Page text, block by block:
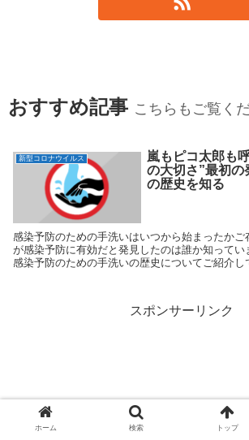
おすすめ記事 こちらもご覧く
新型コロナウイルス
嵐もピコ太郎も
の大切さ”最初の
の歴史を知る
感染予防のための手洗いはいつから始まったか
が感染予防に有効だと発見したのは誰か知ってい
感染予防のための手洗いの歴史についてご紹介し
スポンサーリンク
ホーム 検索 トップ